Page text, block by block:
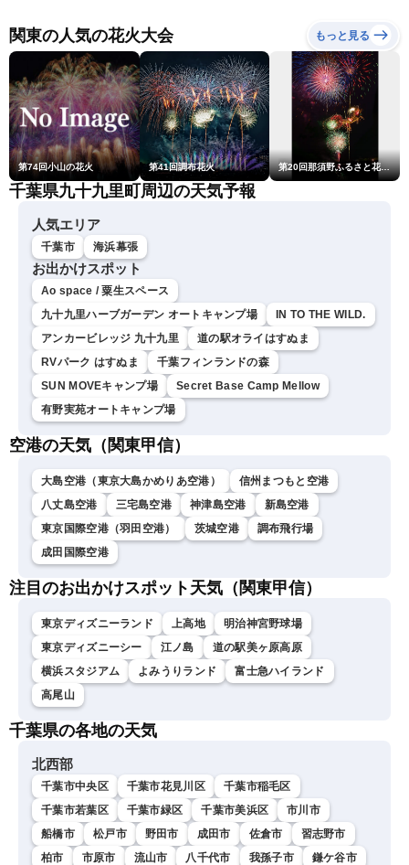
ュースLiVEサンシャイン・
岡本結子リサ／山口剛央〉
関東の人気の花火大会 もっと見る
第74回小山の花火 第41回調布花火 第20回那須野ふるさと花火大会
千葉県九十九里町周辺の天気予報
人気エリア
千葉市 海浜幕張
お出かけスポット
Ao space / 粟生スペース
九十九里ハーブガーデン オートキャンプ場
IN TO THE WILD.
アンカービレッジ 九十九里
道の駅オライはすぬま
RVパーク はすぬま
千葉フィンランドの森
SUN MOVEキャンプ場
Secret Base Camp Mellow
有野実苑オートキャンプ場
空港の天気（関東甲信）
大島空港（東京大島かめりあ空港）
信州まつもと空港
八丈島空港
三宅島空港 神津島空港
新島空港
東京国際空港（羽田空港）
茨城空港
調布飛行場
成田国際空港
注目のお出かけスポット天気（関東甲信）
東京ディズニーランド 上高地
明治神宮野球場
東京ディズニーシー
江ノ島
道の駅美ヶ原高原
横浜スタジアム
よみうりランド
富士急ハイランド
高尾山
千葉県の各地の天気
北西部
千葉市中央区 千葉市花見川区
千葉市稲毛区
千葉市若葉区
千葉市緑区 千葉市美浜区
市川市
船橋市
松戸市 野田市 成田市 佐倉市
習志野市
柏市
市原市 流山市 八千代市 我孫子市 鎌ケ谷市